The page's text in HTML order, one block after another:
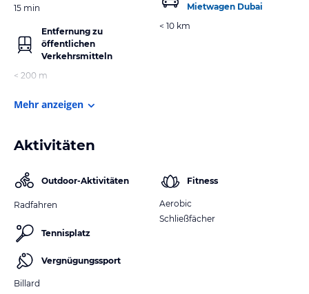
15 min
Entfernung zu
öffentlichen
Verkehrsmitteln
< 200 m
Mietwagen Dubai
< 10 km
Mehr anzeigen
Aktivitäten
Outdoor-Aktivitäten
Radfahren
Tennisplatz
Vergnügungssport
Billard
Fitness
Aerobic
Schließfächer